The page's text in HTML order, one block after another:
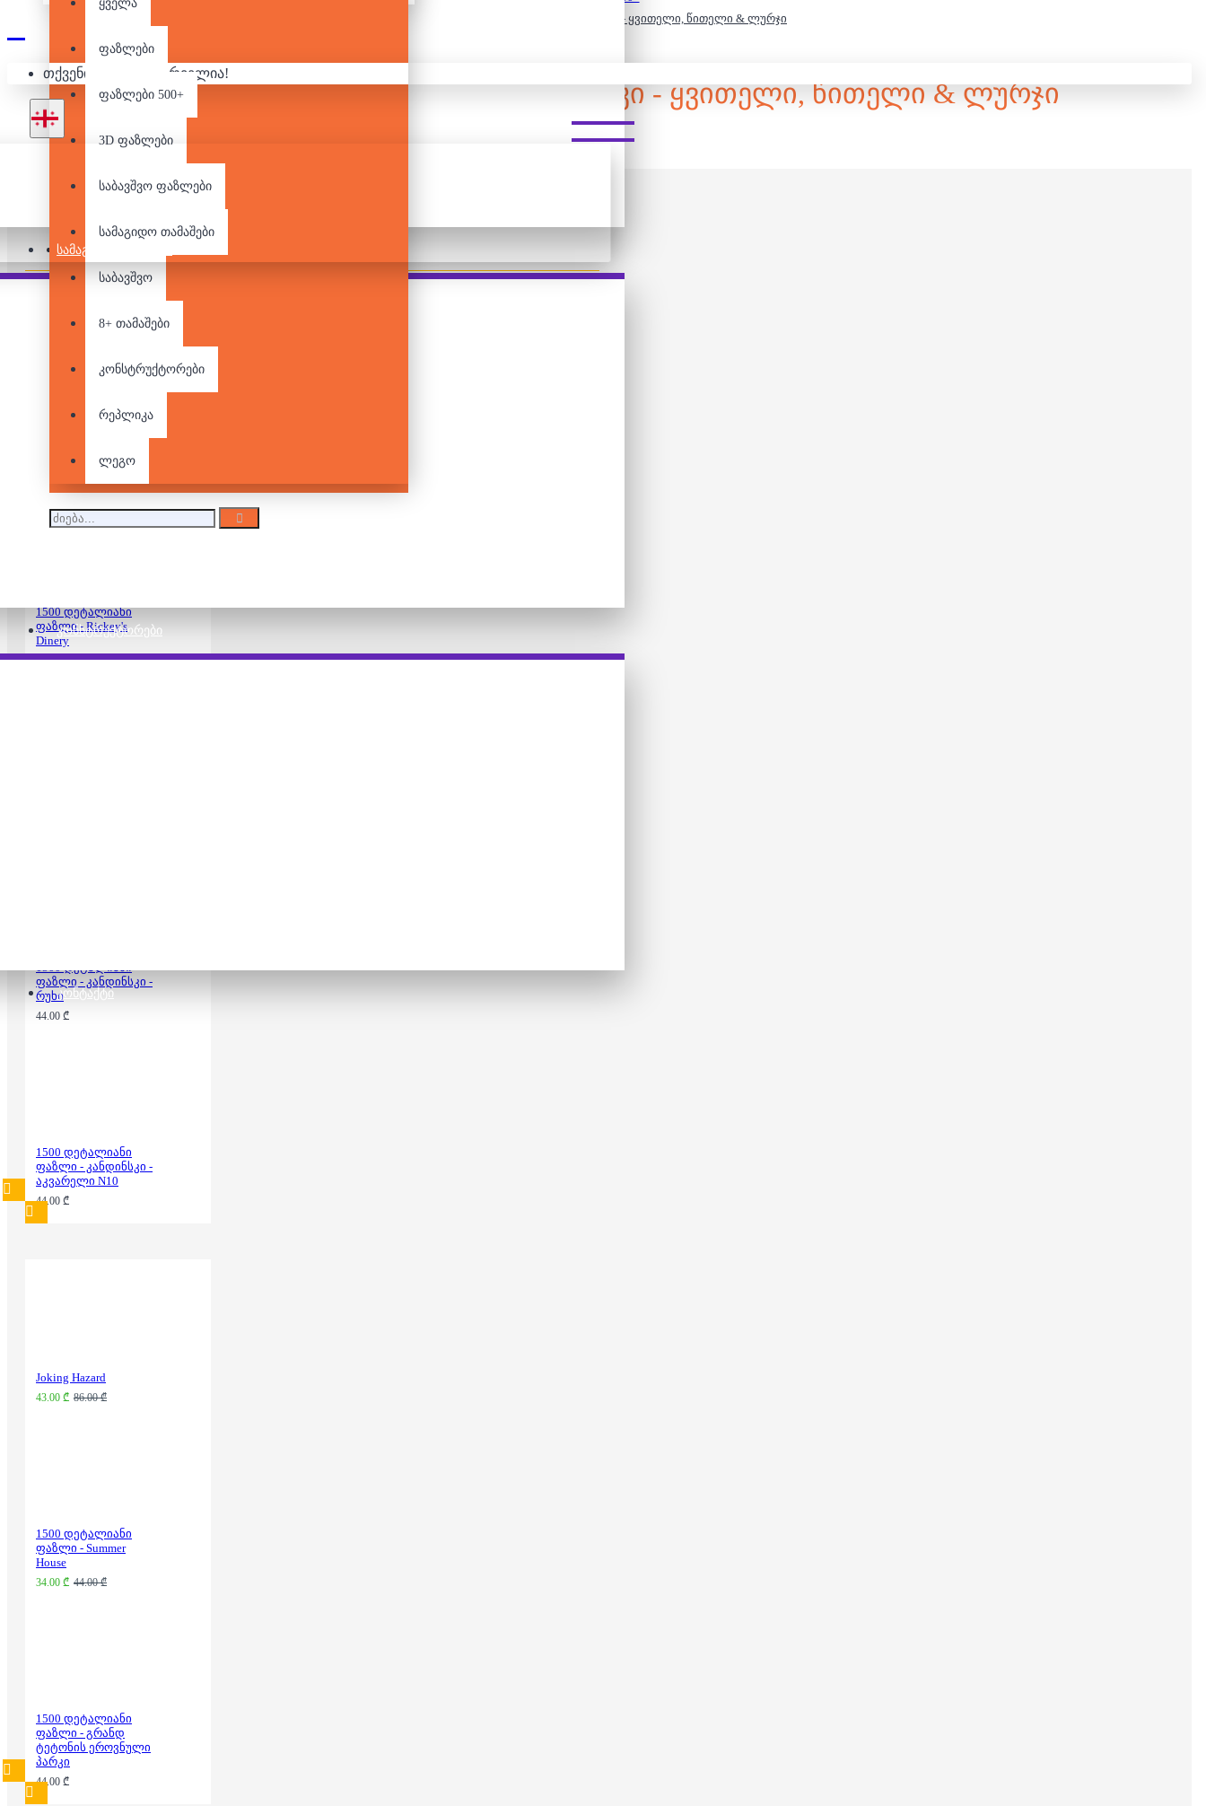
ᲡᲐᲛᲐᲒᲘᲓᲝ ᲗᲐᲛᲐᲨᲔᲑᲘ
ᲙᲝᲜᲡᲢᲠᲣᲥᲢᲝᲠᲔᲑᲘ
ᲙᲝᲜᲢᲐᲥᲢᲘ
ყველა
ფაზლები
ფაზლები 500+
3D ფაზლები
საბავშვო ფაზლები
სამაგიდო თამაშები
საბავშვო
8+ თამაშები
კონსტრუქტორები
რეპლიკა
ლეგო
თქვენი კალათა ცარიელია!
1500 დეტალიანი ფაზლი - კანდინსკი - ყვითელი, წითელი & ლურჯი
1500 ᲓᲔᲢᲐᲚᲘᲐᲜᲘ ᲤᲐᲖᲚᲘ - ᲙᲐᲜᲓᲘᲜᲡᲙᲘ - ᲧᲕᲘᲗᲔᲚᲘ, ᲬᲘᲗᲔᲚᲘ & ᲚᲣᲠᲯᲘ
Pair it With
1500 დეტალიანი
ნავსადგური
1500 დეტალიანი
ფაზლი - Rickey's
Dinery
34.00 ₾ 44.00 ₾
1500 დეტალიანი
ფაზლი - კანდინსკი -
რუხი
44.00 ₾
1500 დეტალიანი
ფაზლი - კანდინსკი -
აკვარელი N10
44.00 ₾
Joking Hazard
43.00 ₾ 86.00 ₾
1500 დეტალიანი
ფაზლი - Summer
House
34.00 ₾ 44.00 ₾
1500 დეტალიანი
ფაზლი - გრანდ
ტეტონის ეროვნული
პარკი
44.00 ₾